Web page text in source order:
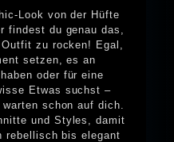
Look von der Hüfte
findest du genau das,
zu rocken! Egal,
setzen, es an
oder für eine
Etwas suchst –
schon auf dich.
und Styles, damit
rebellisch bis elegant